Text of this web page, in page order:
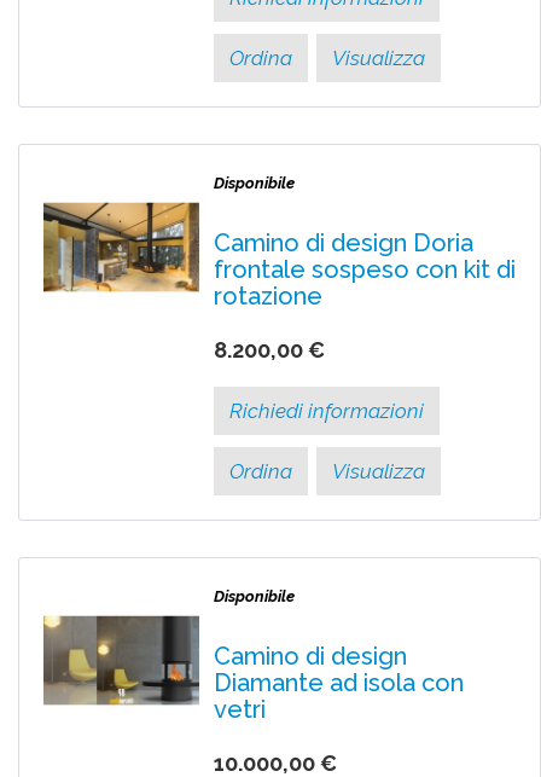
Ordina Visualizza
Disponibile
Camino di design Doria
frontale sospeso con kit di
rotazione
8.200,00 €
Richiedi informazioni
Ordina Visualizza
Disponibile
Camino di design
Diamante ad isola con
vetri
10.000,00 €